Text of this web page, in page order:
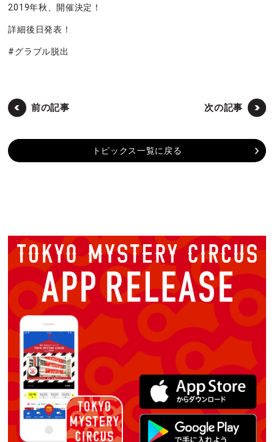
2019年秋、開催決定！
詳細後日発表！
#グラブル脱出
前の記事 次の記事
トピックス一覧に戻る